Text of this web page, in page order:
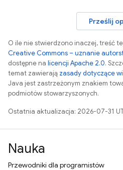
Prześlij
O ile nie stwierdzono inaczej, treść
Creative Commons – uznanie
dostępne na licencji Apache 2.0.
temat zawierają zasady dotyczące
Java jest zastrzeżonym znakiem
podmiotów stowarzyszonych.
Ostatnia aktualizacja: 2026-07-31
Nauka
Przewodniki dla programistów